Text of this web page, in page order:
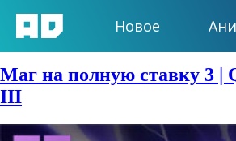
Новое
Сезон: Осень 2018
Маг на полную ставку 3 |
III